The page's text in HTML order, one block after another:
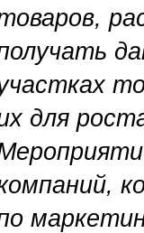
для